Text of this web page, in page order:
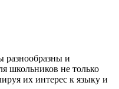
разнообразны и
школьников не только
их интерес к языку и